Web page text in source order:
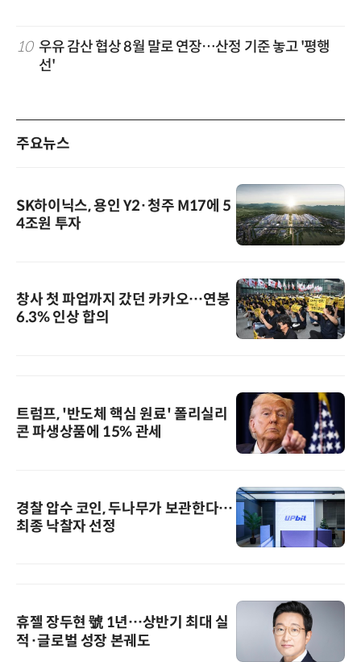
10 우유 감산 협상 8월 말로 연장…산정 기준 놓고 '평행
선'
주요뉴스
SK하이닉스, 용인 Y2·청주 M17에 5
4조원 투자
창사 첫 파업까지 갔던 카카오…연봉
6.3% 인상 합의
트럼프, '반도체 핵심 원료' 폴리실리
콘 파생상품에 15% 관세
경찰 압수 코인, 두나무가 보관한다…
최종 낙찰자 선정
휴젤 장두현 號 1년…상반기 최대 실
적·글로벌 성장 본궤도